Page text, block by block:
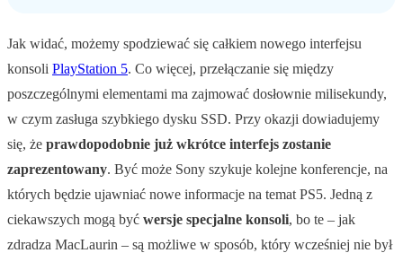
Jak widać, możemy spodziewać się całkiem nowego interfejsu
konsoli PlayStation 5. Co więcej, przełączanie się między
poszczególnymi elementami ma zajmować dosłownie milisekundy,
w czym zasługa szybkiego dysku SSD. Przy okazji dowiadujemy
się, że prawdopodobnie już wkrótce interfejs zostanie
zaprezentowany. Być może Sony szykuje kolejne konferencje, na
których będzie ujawniać nowe informacje na temat PS5. Jedną z
ciekawszych mogą być wersje specjalne konsoli, bo te – jak
zdradza MacLaurin – są możliwe w sposób, który wcześniej nie był